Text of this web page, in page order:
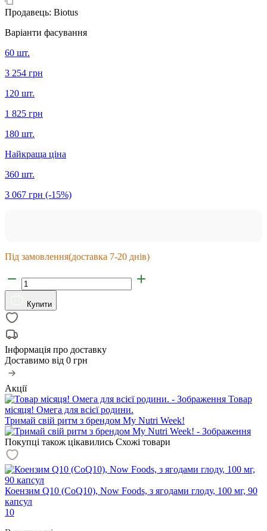
Продавець: Biotus
Варіанти фасування
60 шт.
3 254 грн
120 шт.
1 825 грн
180 шт.
Найкраща ціна
360 шт.
3 067 грн (-15%)
Під замовлення(доставка 7-20 днів)
Купити
Інформація про доставку
Доставимо від 0 грн
Акції
Товар
місяця! Омега для всієї родини.
Тримай свій ритм з брендом My Nutri Week!
Покупці також цікавились Схожі товари
Коензим Q10 (CoQ10), Now Foods, з ягодами глоду, 100 мг, 90
капсул
10